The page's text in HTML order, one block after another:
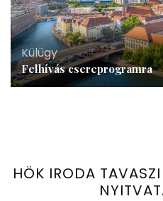
Külügy
Felhívás csereprogramra
HÖK IRODA TAVASZI